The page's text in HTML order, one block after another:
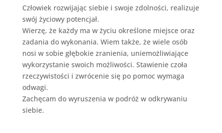
Człowiek rozwijając siebie i swoje zdolności, realizuje
swój życiowy potencjał.
Wierzę, że każdy ma w życiu określone miejsce oraz
zadania do wykonania. Wiem także, że wiele osób
nosi w sobie głębokie zranienia, uniemożliwiające
wykorzystanie swoich możliwości. Stawienie czoła
rzeczywistości i zwrócenie się po pomoc wymaga
odwagi.
Zachęcam do wyruszenia w podróż w odkrywaniu
siebie.